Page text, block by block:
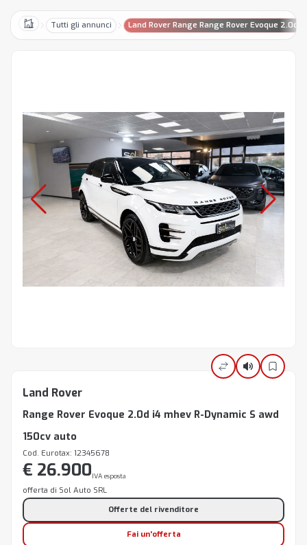
HomeTutti gli annunci Land Rover Range Range Rover Evoque 2.0d
Land Rover
Range Rover Evoque 2.0d i4 mhev R-Dynamic S awd
150cv auto
Cod. Eurotax: 12345678
€ 26.900IVA esposta
offerta di Sol Auto SRL
Offerte del rivenditore
Fai un'offerta